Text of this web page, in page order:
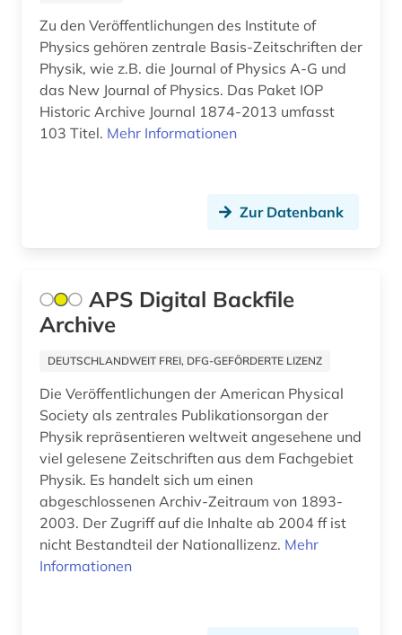
sprachwissenschaft (1)
suchmaschine (3)
ukraine (1)
umwelt (1)
verlagsdatenbank (1)
volkswirtschaft (1)
volltext (4)
vorabdruck (1)
Zu den Veröffentlichungen des Institute of
Physics gehören zentrale Basis-Zeitschriften der
Physik, wie z.B. die Journal of Physics A-G und
das New Journal of Physics. Das Paket IOP
Historic Archive Journal 1874-2013 umfasst
103 Titel. Mehr Informationen
Zur Datenbank
APS Digital Backfile
Archive
DEUTSCHLANDWEIT FREI, DFG-GEFÖRDERTE LIZENZ
Die Veröffentlichungen der American Physical
Society als zentrales Publikationsorgan der
Physik repräsentieren weltweit angesehene und
viel gelesene Zeitschriften aus dem Fachgebiet
Physik. Es handelt sich um einen
abgeschlossenen Archiv-Zeitraum von 1893-
2003. Der Zugriff auf die Inhalte ab 2004 ff ist
nicht Bestandteil der Nationallizenz. Mehr
Informationen